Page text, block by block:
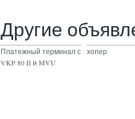
Другие
Платежный терминал с
VKP 80 II и MVU
хопер